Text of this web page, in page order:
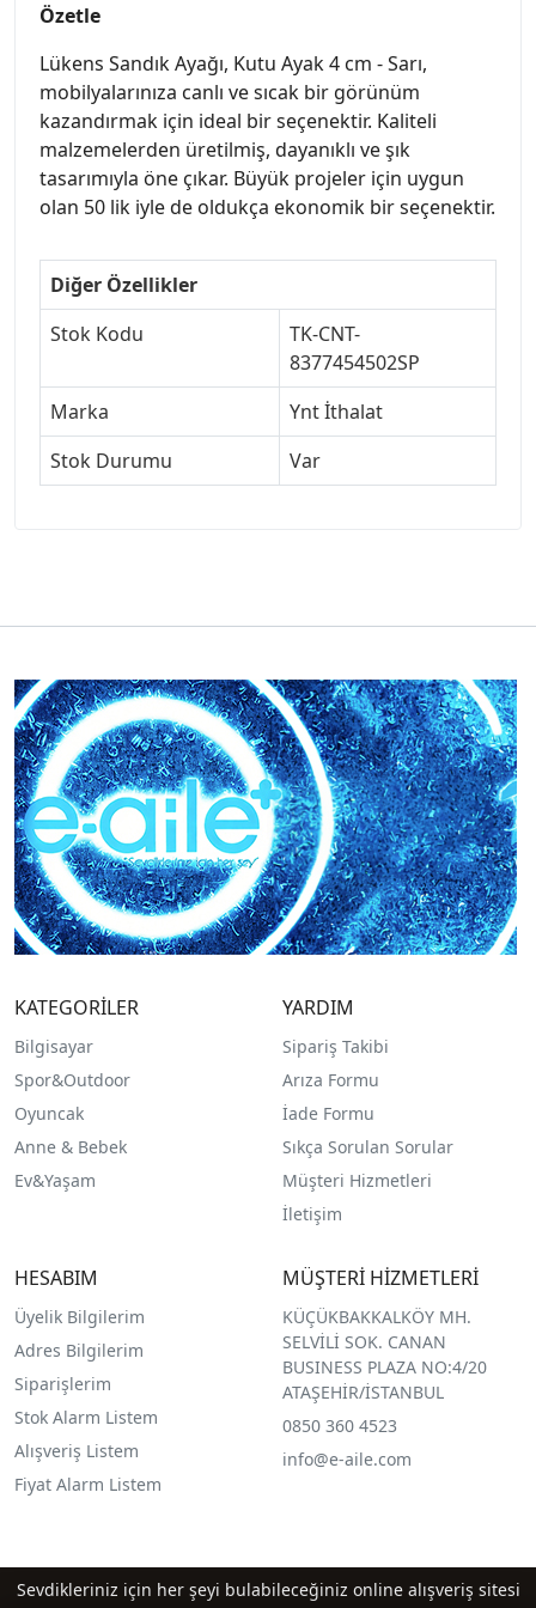
Özetle
Lükens Sandık Ayağı, Kutu Ayak 4 cm - Sarı,
mobilyalarınıza canlı ve sıcak bir görünüm
kazandırmak için ideal bir seçenektir. Kaliteli
malzemelerden üretilmiş, dayanıklı ve şık
tasarımıyla öne çıkar. Büyük projeler için uygun
olan 50 lik iyle de oldukça ekonomik bir seçenektir.
Diğer Özellikler
Stok Kodu
TK-CNT-
8377454502SP
Marka
Ynt İthalat
Stok Durumu
Var
KATEGORİLER
Bilgisayar
Spor&Outdoor
Oyuncak
Anne & Bebek
Ev&Yaşam
YARDIM
Sipariş Takibi
Arıza Formu
İade Formu
Sıkça Sorulan Sorular
Müşteri Hizmetleri
İletişim
HESABIM
Üyelik Bilgilerim
Adres Bilgilerim
Siparişlerim
Stok Alarm Listem
Alışveriş Listem
Fiyat Alarm Listem
MÜŞTERİ HİZMETLERİ
KÜÇÜKBAKKALKÖY MH.
SELVİLİ SOK. CANAN
BUSINESS PLAZA NO:4/20
ATAŞEHİR/İSTANBUL
0850 360 4523
info@e-aile.com
Sevdikleriniz için her şeyi bulabileceğiniz online alışveriş sitesi